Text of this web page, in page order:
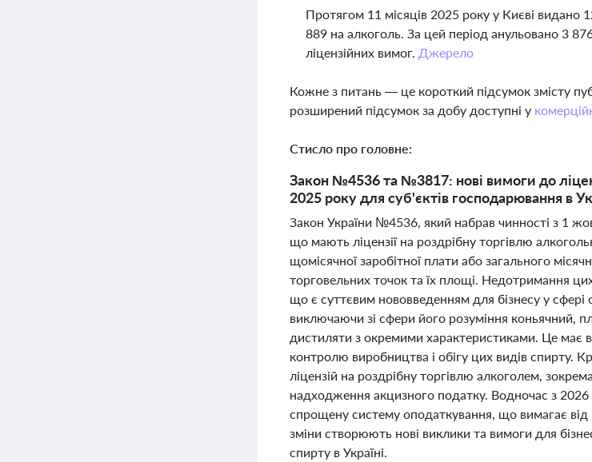
Протягом 11 місяців 2025 року у Києві видано
889 на алкоголь. За цей період анульовано 3
ліцензійних вимог. Джерело
Кожне з питань — це короткий підсумок змісту
розширений підсумок за добу доступні у
Стисло про головне:
Закон №4536 та №3817: нові вимоги до
2025 року для суб'єктів господарювання в
Закон України №4536, який набрав чинності з 1
що мають ліцензії на роздрібну торгівлю
щомісячної заробітної плати або загального
торговельних точок та їх площі. Недотримання
що є суттєвим нововведенням для бізнесу у
виключаючи зі сфери його розуміння коньячний,
дистиляти з окремими характеристиками. Це має
контролю виробництва і обігу цих видів спирту.
ліцензій на роздрібну торгівлю алкоголем,
надходження акцизного податку. Водночас з 2026
спрощену систему оподаткування, що вимагає від
зміни створюють нові виклики та вимоги для
спирту в Україні.